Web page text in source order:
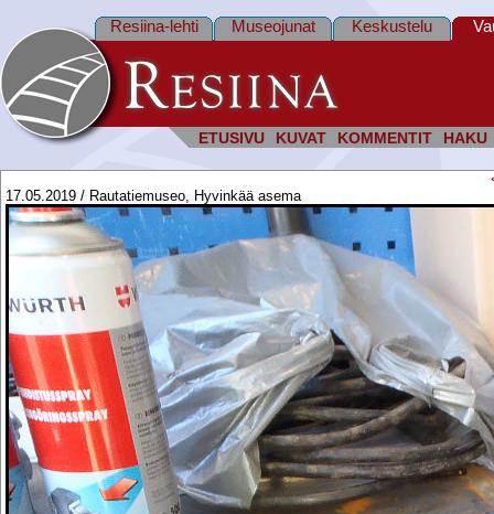
ETUSIVU KUVAT KOMMENTIT HAKU
Resiina-lehti Museojunat Keskustelu
17.05.2019 / Rautatiemuseo, Hyvinkää asema